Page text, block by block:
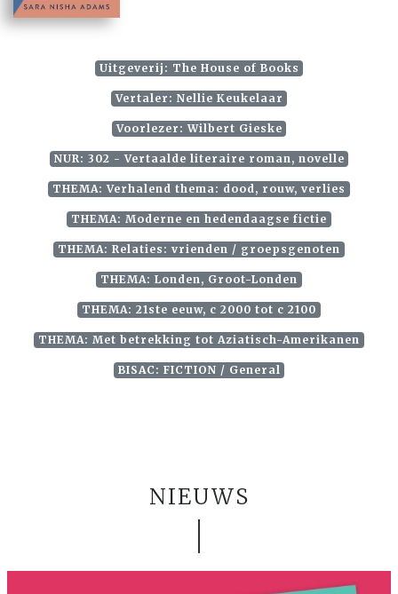
Uitgeverij: The House of Books
Vertaler: Nellie Keukelaar
Voorlezer: Wilbert Gieske
NUR: 302 - Vertaalde literaire roman, novelle
THEMA: Verhalend thema: dood, rouw, verlies
THEMA: Moderne en hedendaagse fictie
THEMA: Relaties: vrienden / groepsgenoten
THEMA: Londen, Groot-Londen
THEMA: 21ste eeuw, c 2000 tot c 2100
THEMA: Met betrekking tot Aziatisch-Amerikanen
BISAC: FICTION / General
NIEUWS